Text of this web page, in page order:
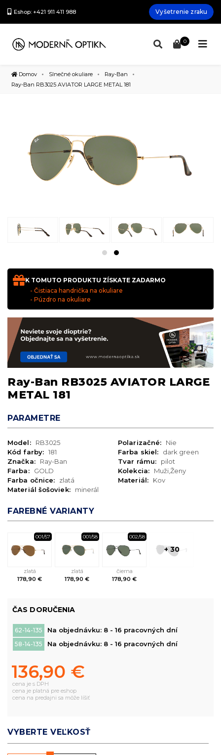
Eshop: +421 911 411 988 Vyšetrenie zraku
0
Domov Slnečné okuliare
Ray-Ban
Ray-Ban RB3025 AVIATOR LARGE METAL 181
K TOMUTO PRODUKTU ZÍSKATE ZADARMO
- Čistiaca handrička na okuliare
- Púzdro na okuliare
Ray-Ban RB3025 AVIATOR LARGE
METAL 181
PARAMETRE
Model:
RB3025
Kód farby: 181
Značka:
Ray-Ban
Farba:
GOLD
Farba očnice:
zlatá
Materiál šošoviek:
minerál
Polarizačné:
Nie
Farba skiel:
dark green
Tvar rámu:
pilot
Kolekcia:
Muži,Ženy
Materiál:
Kov
FAREBNÉ VARIANTY
001/57
zlatá
178,90 €
001/58
zlatá
178,90 €
002/58
čierna
178,90 €
+ 30
ČAS DORUČENIA
62-14-135 Na objednávku: 8 - 16 pracovných dní
58-14-135 Na objednávku: 8 - 16 pracovných dní
136,90 €
cena je s DPH
cena je platná pre eshop
cena na predajni sa môže líšiť
VYBERTE VEĽKOSŤ